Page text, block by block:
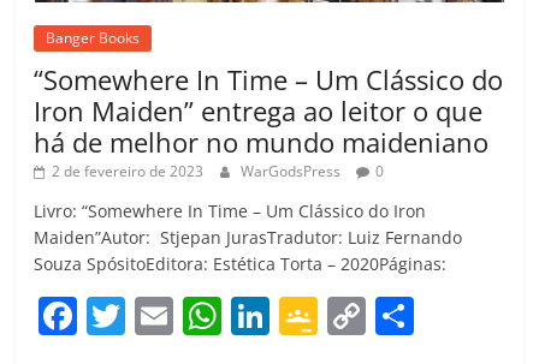
Banger Books
“Somewhere In Time – Um Clássico do
Iron Maiden” entrega ao leitor o que
há de melhor no mundo maideniano
2 de fevereiro de 2023 WarGodsPress 0
Livro: “Somewhere In Time – Um Clássico do Iron
Maiden”Autor: Stjepan JurasTradutor: Luiz Fernando
Souza SpósitoEditora: Estética Torta – 2020Páginas:
F T E W Li G C